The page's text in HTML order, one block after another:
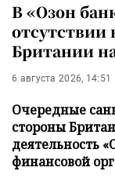
В «Озон
Британии
6 августа 2026, 14:51
Очередные
стороны
деятельность
финансовой